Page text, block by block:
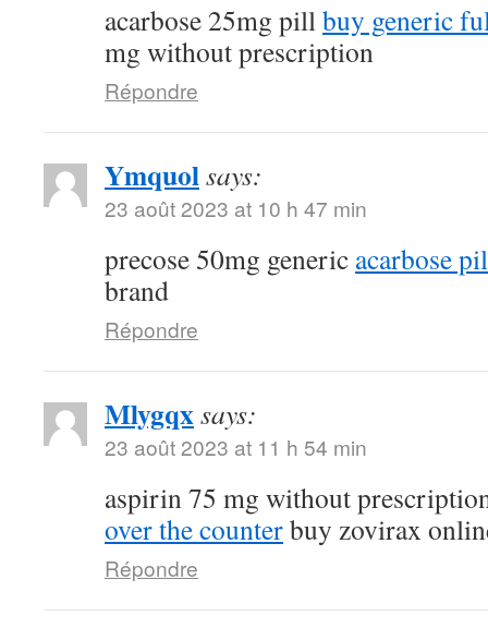
acarbose 25mg pillbuy generic
mg without prescription
Répondre
Ymquolsays:
23 août 2023 at 10 h 47 min
precose 50mg generic acarbose
brand
Répondre
Mlygqxsays:
23 août 2023 at 11 h 54 min
aspirin 75 mg without
over the counterbuy zovirax
Répondre